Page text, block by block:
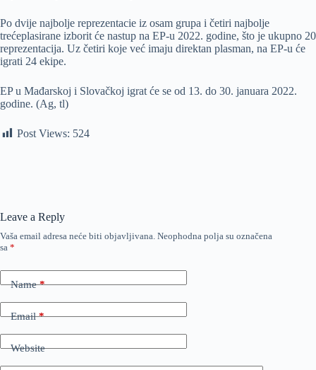
Po dvije najbolje reprezentacie iz osam grupa i četiri najbolje
trećeplasirane izborit će nastup na EP-u 2022. godine, što je ukupno 20
reprezentacija. Uz četiri koje već imaju direktan plasman, na EP-u će
igrati 24 ekipe.
EP u Mađarskoj i Slovačkoj igrat će se od 13. do 30. januara 2022.
godine. (Ag, tl)
Post Views: 524
Leave a Reply
Vaša email adresa neće biti objavljivana. Neophodna polja su označena
sa *
Name*
Email*
Website